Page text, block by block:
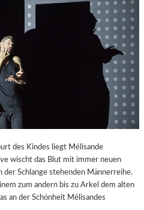
des Kindes liegt Mélisande
wischt das Blut mit immer neuen
der Schlange stehenden Männerreihe.
zum andern bis zu Arkel dem alten
an der Schönheit Mélisandes